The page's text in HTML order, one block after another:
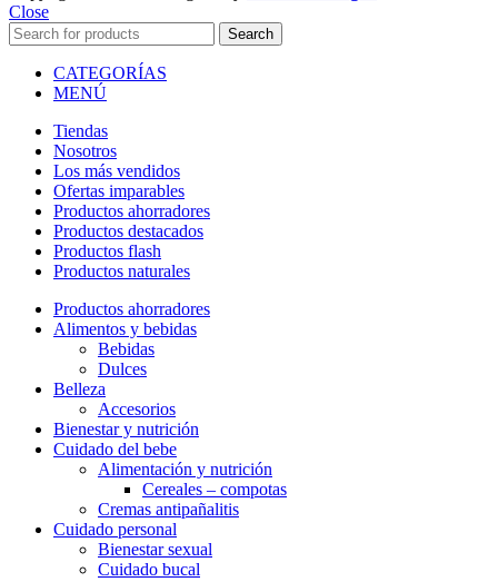
Close
Search
CATEGORÍAS
MENÚ
Tiendas
Nosotros
Los más vendidos
Ofertas imparables
Productos ahorradores
Productos destacados
Productos flash
Productos naturales
Productos ahorradores
Alimentos y bebidas
Bebidas
Dulces
Belleza
Accesorios
Bienestar y nutrición
Cuidado del bebe
Alimentación y nutrición
Cereales – compotas
Cremas antipañalitis
Cuidado personal
Bienestar sexual
Cuidado bucal